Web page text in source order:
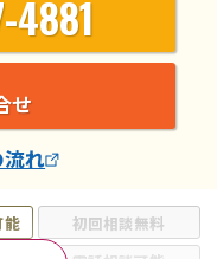
能
初回相談無料
4881
せ
れ